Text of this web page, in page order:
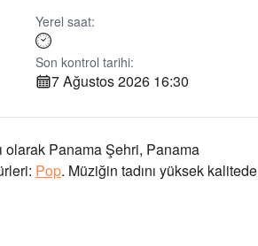
Yerel saat:
Son kontrol tarihi:
7 Ağustos 2026 16:30
olarak Panama Şehri, Panama
Pop. Müziğin tadını yüksek kalitede